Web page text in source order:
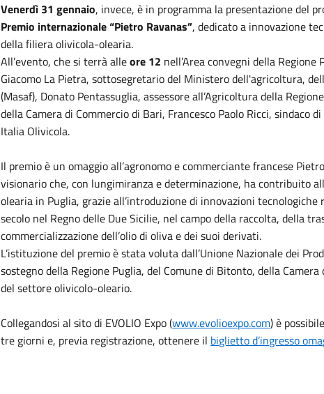
Venerdì 31 gennaio, invece, è in programma la presentazione del
Premio internazionale “Pietro Ravanas”, dedicato a innovazione
della filiera olivicola-olearia.
All’evento, che si terrà alleore 12 nell’Area convegni della
Giacomo La Pietra, sottosegretario del Ministero dell'agricoltura,
(Masaf), Donato Pentassuglia, assessore all’Agricoltura della
della Camera di Commercio di Bari, Francesco Paolo Ricci, sindaco
Italia Olivicola.
Il premio è un omaggio all’agronomo e commerciante francese
visionario che, con lungimiranza e determinazione, ha contribuito
olearia in Puglia, grazie all’introduzione di innovazioni
secolo nel Regno delle Due Sicilie, nel campo della raccolta, della
commercializzazione dell’olio di oliva e dei suoi derivati.
L’istituzione del premio è stata voluta dall’Unione Nazionale dei
sostegno della Regione Puglia, del Comune di Bitonto, della
del settore olivicolo-oleario.
Collegandosi al sito di EVOLIO Expo (www.evolioexpo.com) è
tre giorni e, previa registrazione, ottenere il biglietto d’ingresso